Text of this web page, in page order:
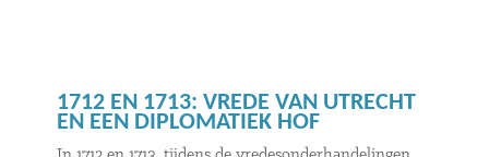
1712 EN 1713: VREDE VAN UTRECHT
EN EEN DIPLOMATIEK HOF